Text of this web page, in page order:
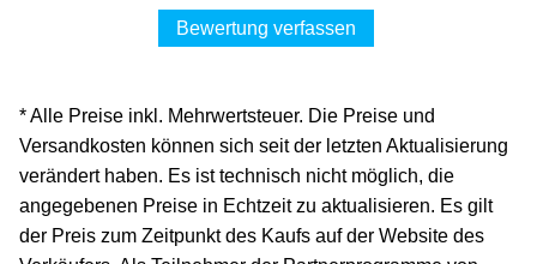
Bewertung verfassen
* Alle Preise inkl. Mehrwertsteuer. Die Preise und
Versandkosten können sich seit der letzten Aktualisierung
verändert haben. Es ist technisch nicht möglich, die
angegebenen Preise in Echtzeit zu aktualisieren. Es gilt
der Preis zum Zeitpunkt des Kaufs auf der Website des